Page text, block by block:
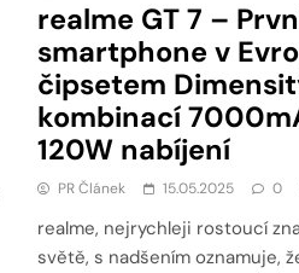
realme GT 7 –
smartphone v
čipsetem
kombinací
120W nabíjení
PR Článek 15.05.2025 0
realme, nejrychleji rostoucí
světě, s nadšením oznamuje,